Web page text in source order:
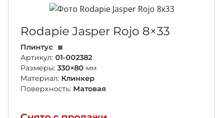
Rodapie Jasper Rojo 8×33
Плинтус
Артикул: 01-002382
Размеры: 330×80 мм
Материал: Клинкер
Поверхность: Матовая